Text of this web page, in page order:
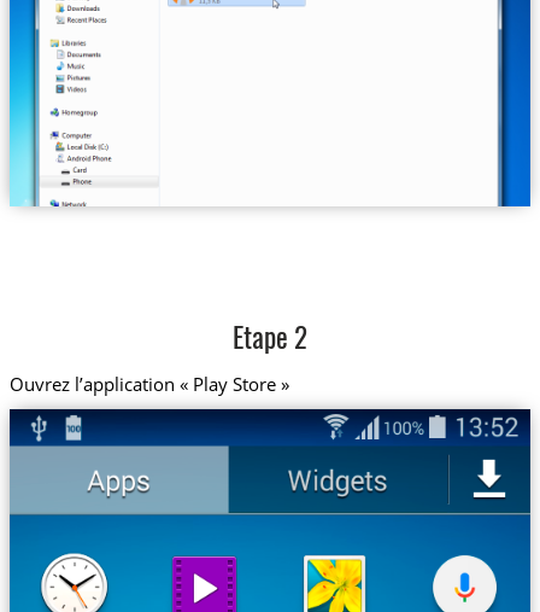
Etape 2
Ouvrez l’application « Play Store »